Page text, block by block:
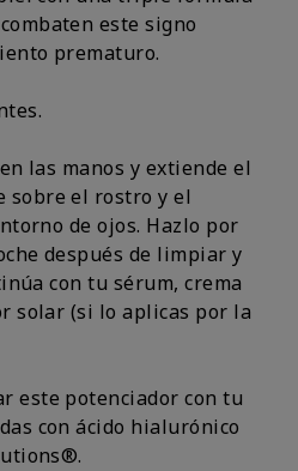
este signo
prematuro.
las manos y extiende el
sobre el rostro y el
de ojos. Hazlo por
después de limpiar y
con tu sérum, crema
solar (si lo aplicas por la
este potenciador con tu
con ácido hialurónico